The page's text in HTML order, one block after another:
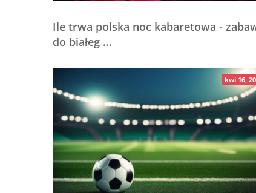
Ile trwa polska noc kabaretowa -
do białeg …
kwi 16,